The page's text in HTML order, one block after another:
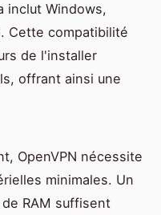
inclut Windows,
Cette compatibilité
de l'installer
offrant ainsi une
OpenVPN nécessite
minimales. Un
RAM suffisent